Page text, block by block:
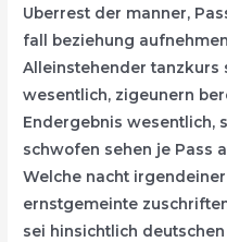
Uberrest der manner,
fall beziehung
Alleinstehender tanzkurs
wesentlich, zigeunern
Endergebnis wesentlich,
schwofen sehen je Pass
Welche nacht
ernstgemeinte
sei hinsichtlich